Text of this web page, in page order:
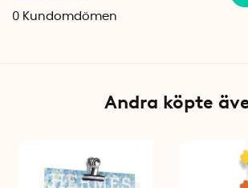
Specifikationer
Färg: Grå stenar, silverfärgad lina
0 Kundomdömen
Andra köpte